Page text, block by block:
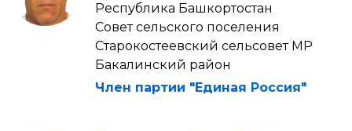
Республика Башкортостан
Совет сельского поселения
Старокостеевский сельсовет МР
Бакалинский район
Член партии "Единая Россия"